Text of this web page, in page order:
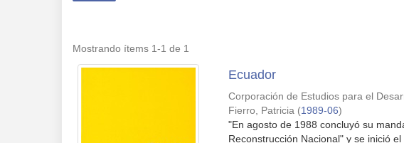
Mostrando ítems 1-1 de 1
Ecuador
Corporación de Estudios para el
Fierro, Patricia (1989-06)
"En agosto de 1988 concluyó su
Reconstrucción Nacional" y se inició